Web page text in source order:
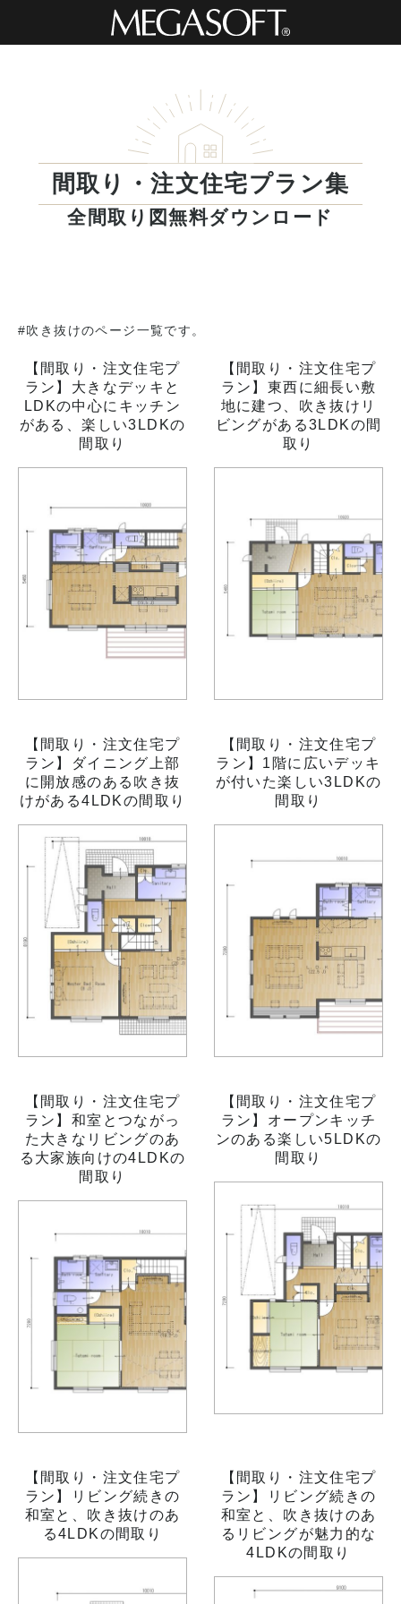
間取り・注文住宅プラン集
全間取り図無料ダウンロード
#吹き抜けのページ一覧です。
【間取り・注文住宅プ
ラン】大きなデッキと
LDKの中心にキッチン
がある、楽しい3LDKの
間取り
【間取り・注文住宅プ
ラン】東西に細長い敷
地に建つ、吹き抜けリ
ビングがある3LDKの間
取り
【間取り・注文住宅プ
ラン】ダイニング上部
に開放感のある吹き抜
けがある4LDKの間取り
【間取り・注文住宅プ
ラン】1階に広いデッキ
が付いた楽しい3LDKの
間取り
【間取り・注文住宅プ
ラン】和室とつながっ
た大きなリビングのあ
る大家族向けの4LDKの
間取り
【間取り・注文住宅プ
ラン】オープンキッチ
ンのある楽しい5LDKの
間取り
【間取り・注文住宅プ
ラン】リビング続きの
和室と、吹き抜けのあ
る4LDKの間取り
【間取り・注文住宅プ
ラン】リビング続きの
和室と、吹き抜けのあ
るリビングが魅力的な
4LDKの間取り